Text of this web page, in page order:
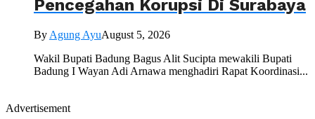
Pencegahan Korupsi Di Surabaya
By Agung AyuAugust 5, 2026
Wakil Bupati Badung Bagus Alit Sucipta mewakili Bupati
Badung I Wayan Adi Arnawa menghadiri Rapat Koordinasi...
Advertisement